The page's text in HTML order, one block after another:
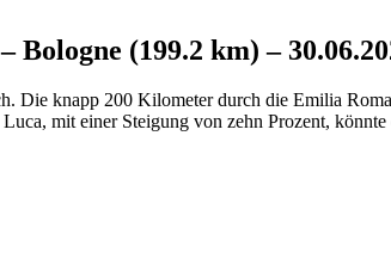
Bologne (199.2 km) –
Die knapp 200 Kilometer durch die Emilia
mit einer Steigung von zehn Prozent,